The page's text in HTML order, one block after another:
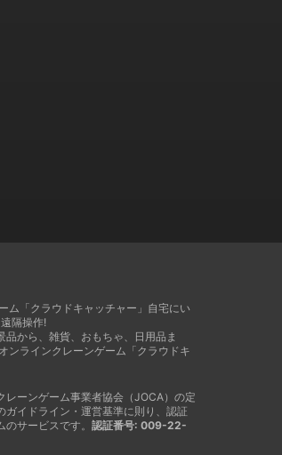
ム「クラウドキャッチャー」自宅にい
隔操作!
から、雑貨、おもちゃ、日用品ま
ンラインクレーンゲーム「クラウドキ
レーンゲーム事業者協会（JOCA）の定
イドライン・運営基準に則り、認証
サービスです。 認証番号: 009-22-